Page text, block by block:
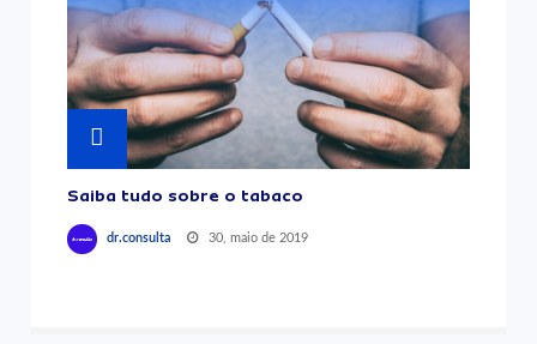
Saiba tudo sobre o tabaco
dr.consulta 30, maio de 2019